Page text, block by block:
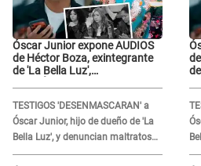
Óscar Junior expone AUDIOS
de Héctor Boza, exintegrante
de 'La Bella Luz',
"Grábame..."
TESTIGOS 'DESENMASCARAN' a
Óscar Junior, hijo de dueño de 'La
Bella Luz', y denuncian maltratos
en la orquesta: "Los humilla..."